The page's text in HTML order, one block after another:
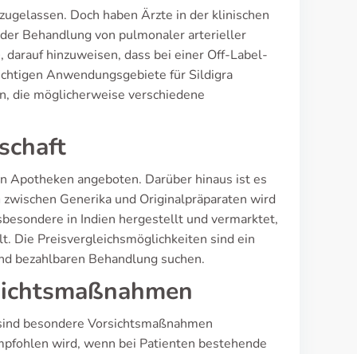
Doch haben Ärzte in der klinischen
Behandlung von pulmonaler arterieller
hinzuweisen, dass bei einer Off-Label-
Anwendungsgebiete für Sildigra
die möglicherweise verschiedene
angeboten. Darüber hinaus ist es
Generika und Originalpräparaten wird
in Indien hergestellt und vermarktet,
Die Preisvergleichsmöglichkeiten sind ein
bezahlbaren Behandlung suchen.
besondere Vorsichtsmaßnahmen
wird, wenn bei Patienten bestehende